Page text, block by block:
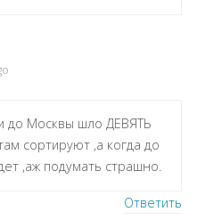
до Москвы шло ДЕВЯТЬ
сортируют ,а когда до
,аж подумать страшно.
Ответить